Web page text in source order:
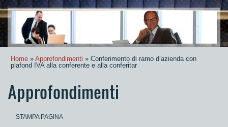
Home » Approfondimenti » Conferimento di ramo d’azienda con
plafond IVA alla conferente e alla conferitar
Approfondimenti
STAMPA PAGINA